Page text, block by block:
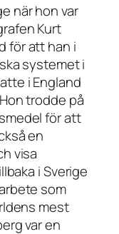
när hon var
Kurt
för att han i
systemet i
i England
trodde på
för att
en
visa
i Sverige
som
mest
var en